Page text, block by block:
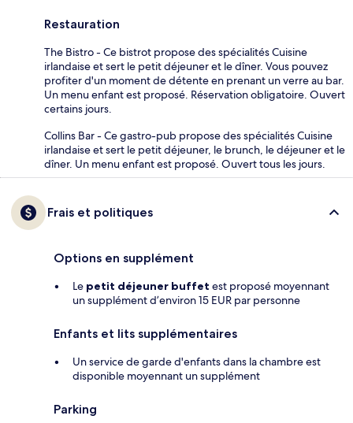
Restauration
The Bistro - Ce bistrot propose des spécialités Cuisine
irlandaise et sert le petit déjeuner et le dîner. Vous pouvez
profiter d'un moment de détente en prenant un verre au bar.
Un menu enfant est proposé. Réservation obligatoire. Ouvert
certains jours.
Collins Bar - Ce gastro-pub propose des spécialités Cuisine
irlandaise et sert le petit déjeuner, le brunch, le déjeuner et le
dîner. Un menu enfant est proposé. Ouvert tous les jours.
Frais et politiques
Options en supplément
Le petit déjeuner buffet est proposé moyennant
un supplément d’environ 15 EUR par personne
Enfants et lits supplémentaires
Un service de garde d'enfants dans la chambre est
disponible moyennant un supplément
Parking